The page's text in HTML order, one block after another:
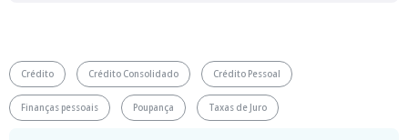
Crédito Crédito Consolidado Crédito Pessoal
Finanças pessoais Poupança Taxas de Juro